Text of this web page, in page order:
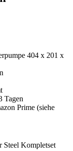
404 x 201 x
Tagen
Prime (siehe
Steel Kompletset